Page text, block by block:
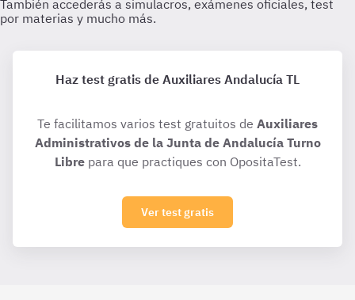
Haz test gratis de Auxiliares Andalucía TL
Te facilitamos varios test gratuitos de Auxiliares
Administrativos de la Junta de Andalucía Turno
Librepara que practiques con OpositaTest.
Ver test gratis